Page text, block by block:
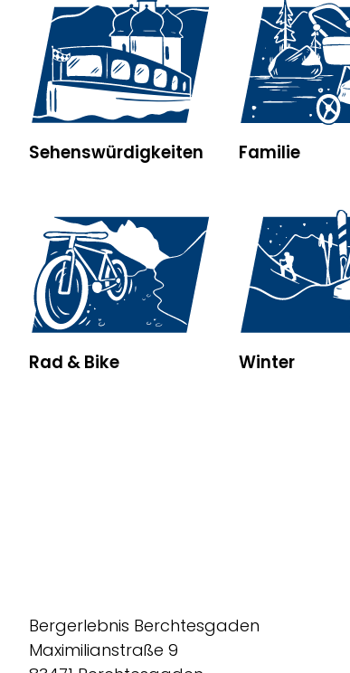
Sehenswürdigkeiten Familie
Rad & Bike Winter
Bergerlebnis Berchtesgaden
Maximilianstraße 9